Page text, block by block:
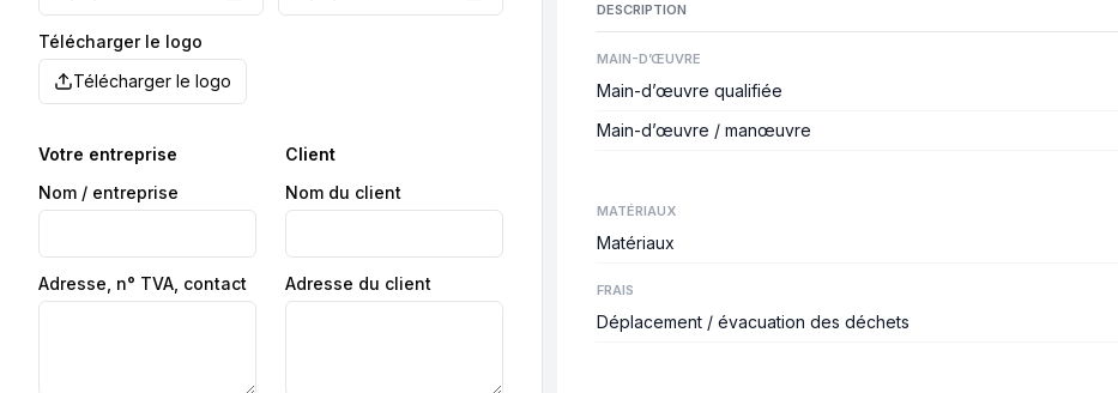
Télécharger le logo
Télécharger le logo
Votre entreprise
Nom / entreprise
Adresse, n° TVA, contact
Client
Nom du client
Adresse du client
DESCRIPTION
MAIN-D’ŒUVRE
Main-d’œuvre qualifiée
Main-d’œuvre / manœuvre
MATÉRIAUX
Matériaux
FRAIS
Déplacement / évacuation des déchets